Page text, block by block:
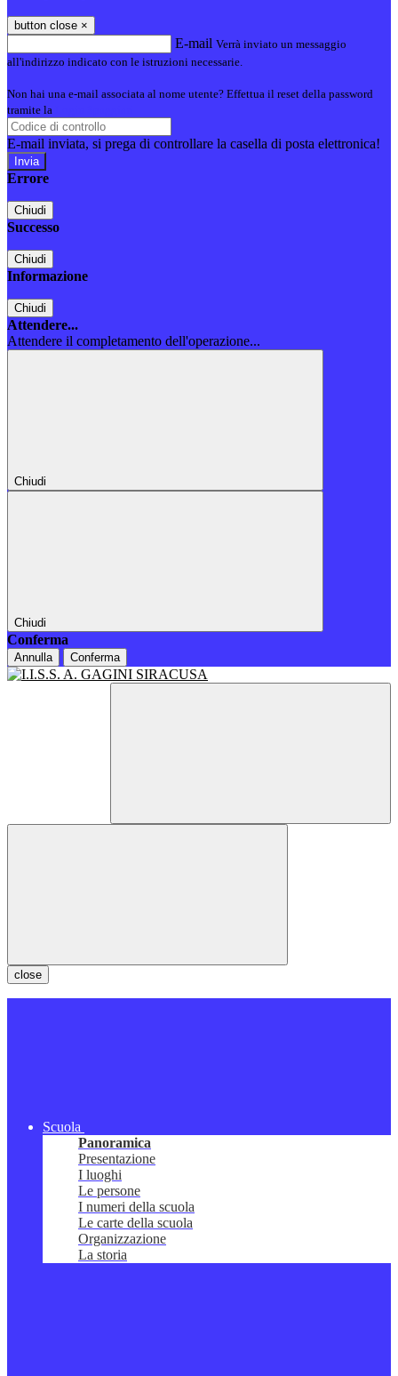
button close ×
E-mail Verrà inviato un messaggio
all'indirizzo indicato con le istruzioni necessarie.
Non hai una e-mail associata al nome utente? Effettua il reset della password
tramite la
E-mail inviata, si prega di controllare la casella di posta elettronica!
Errore
Chiudi
Successo
Chiudi
Informazione
Chiudi
Attendere...
Attendere il completamento dell'operazione...
Chiudi
Chiudi
Conferma
Annulla Conferma
close
Scuola
Panoramica
Presentazione
I luoghi
Le persone
I numeri della scuola
Le carte della scuola
Organizzazione
La storia